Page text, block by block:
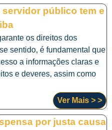
público tem e
os direitos dos
sentido, é fundamental que
a informações claras e
e deveres, assim como
Ver Mais > >
por justa causa